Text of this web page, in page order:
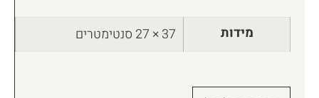
מידות 37 × 27 סנטימטרים